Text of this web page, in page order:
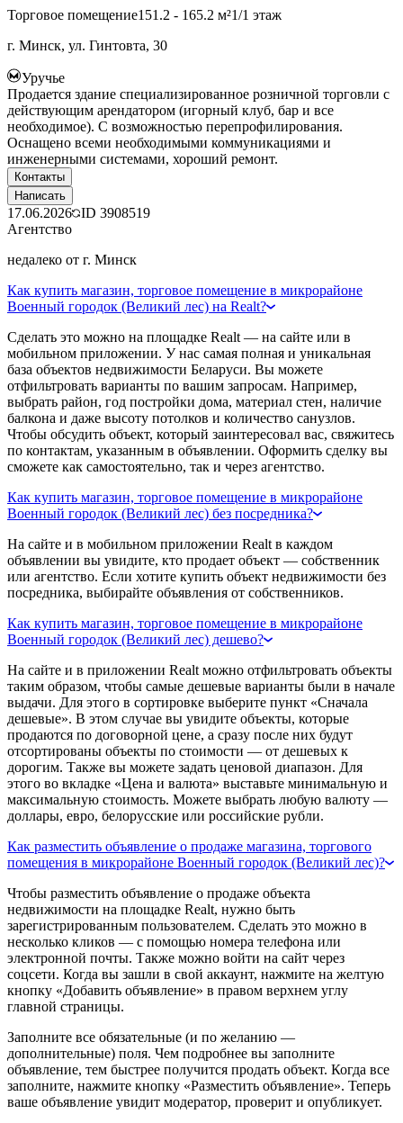
Торговое помещение151.2 - 165.2 м²1/1 этаж
г. Минск, ул. Гинтовта, 30
Уручье
Продается здание специализированное розничной торговли с
действующим арендатором (игорный клуб, бар и все
необходимое). С возможностью перепрофилирования.
Оснащено всеми необходимыми коммуникациями и
инженерными системами, хороший ремонт.
Контакты
Написать
17.06.2026 ID 3908519
Агентство
недалеко от г. Минск
Как купить магазин, торговое помещение в микрорайоне
Военный городок (Великий лес) на Realt?
Сделать это можно на площадке Realt — на сайте или в
мобильном приложении. У нас самая полная и уникальная
база объектов недвижимости Беларуси. Вы можете
отфильтровать варианты по вашим запросам. Например,
выбрать район, год постройки дома, материал стен, наличие
балкона и даже высоту потолков и количество санузлов.
Чтобы обсудить объект, который заинтересовал вас, свяжитесь
по контактам, указанным в объявлении. Оформить сделку вы
сможете как самостоятельно, так и через агентство.
Как купить магазин, торговое помещение в микрорайоне
Военный городок (Великий лес) без посредника?
На сайте и в мобильном приложении Realt в каждом
объявлении вы увидите, кто продает объект — собственник
или агентство. Если хотите купить объект недвижимости без
посредника, выбирайте объявления от собственников.
Как купить магазин, торговое помещение в микрорайоне
Военный городок (Великий лес) дешево?
На сайте и в приложении Realt можно отфильтровать объекты
таким образом, чтобы самые дешевые варианты были в начале
выдачи. Для этого в сортировке выберите пункт «Сначала
дешевые». В этом случае вы увидите объекты, которые
продаются по договорной цене, а сразу после них будут
отсортированы объекты по стоимости — от дешевых к
дорогим. Также вы можете задать ценовой диапазон. Для
этого во вкладке «Цена и валюта» выставьте минимальную и
максимальную стоимость. Можете выбрать любую валюту —
доллары, евро, белорусские или российские рубли.
Как разместить объявление о продаже магазина, торгового
помещения в микрорайоне Военный городок (Великий лес)?
Чтобы разместить объявление о продаже объекта
недвижимости на площадке Realt, нужно быть
зарегистрированным пользователем. Сделать это можно в
несколько кликов — с помощью номера телефона или
электронной почты. Также можно войти на сайт через
соцсети. Когда вы зашли в свой аккаунт, нажмите на желтую
кнопку «Добавить объявление» в правом верхнем углу
главной страницы.
Заполните все обязательные (и по желанию —
дополнительные) поля. Чем подробнее вы заполните
объявление, тем быстрее получится продать объект. Когда все
заполните, нажмите кнопку «Разместить объявление». Теперь
ваше объявление увидит модератор, проверит и опубликует.